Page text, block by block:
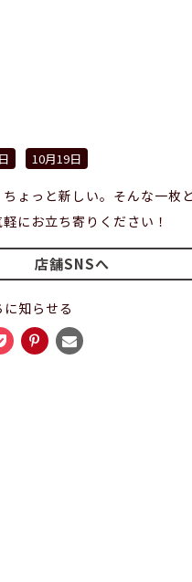
10月19日
ょっと新しい。そんな一枚
にお立ち寄りください！
店舗SNSへ
知らせる